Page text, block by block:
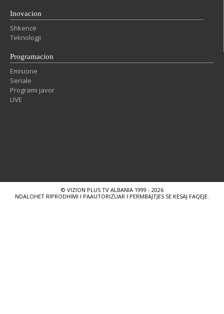
Inovacion
Shkencë
Teknologji
Programacion
Emisione
Seriale
Programi javor
LIVE
© VIZION PLUS TV ALBANIA 1999 - 2026
NDALOHET RIPRODHIMI I PAAUTORIZUAR I PERMBAJTJES SE KESAJ FAQEJE.